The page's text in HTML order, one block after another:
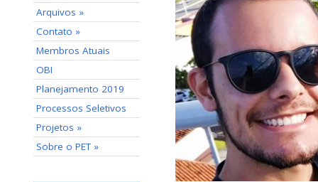
Arquivos »
Contato »
Membros Atuais
OBI
Planejamento 2019
Processos Seletivos
Projetos »
Sobre o PET »